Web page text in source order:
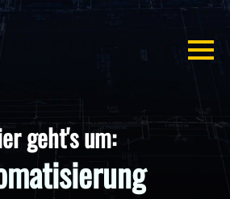
geht's um: